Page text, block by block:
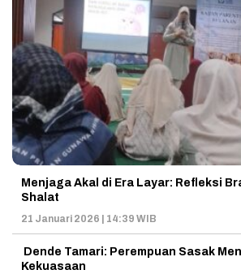
Menjaga Akal di Era Layar: Refleksi
Shalat
21 Januari 2026 | 14:39 WIB
Dende Tamari: Perempuan Sasak
Kekuasaan